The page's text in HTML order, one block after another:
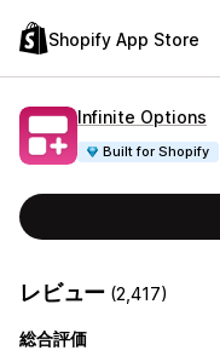
Shopify App Store
Infinite Options
Built for Shopify
レビュー (2,417)
総合評価